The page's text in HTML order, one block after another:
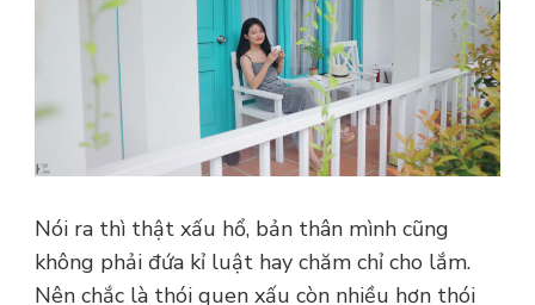
Nói ra thì thật xấu hổ, bản thân mình cũng
không phải đứa kỉ luật hay chăm chỉ cho lắm.
Nên chắc là thói quen xấu còn nhiều hơn thói